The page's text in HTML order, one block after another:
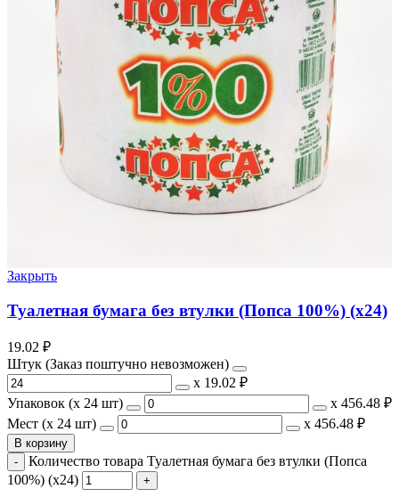
Закрыть
Туалетная бумага без втулки (Попса 100%) (х24)
19.02 ₽
Штук (Заказ поштучно невозможен)
х 19.02 ₽
Упаковок (x 24 шт)
х 456.48 ₽
Мест (x 24 шт)
х 456.48 ₽
В корзину
Количество товара Туалетная бумага без втулки (Попса
100%) (х24)